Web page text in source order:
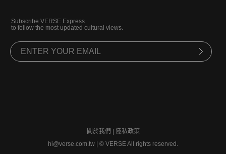
Subscribe VERSE Express
to follow the most updated cultural views.
關於我們
隱私政策
hi@verse.com.tw
© VERSE All rights reserved.